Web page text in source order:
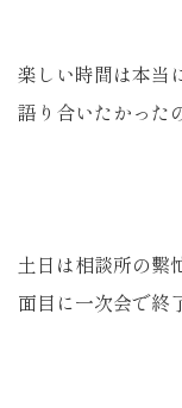
楽しい時間は本当
語り合いたかった
土日は相談所の繫
面目に一次会で終